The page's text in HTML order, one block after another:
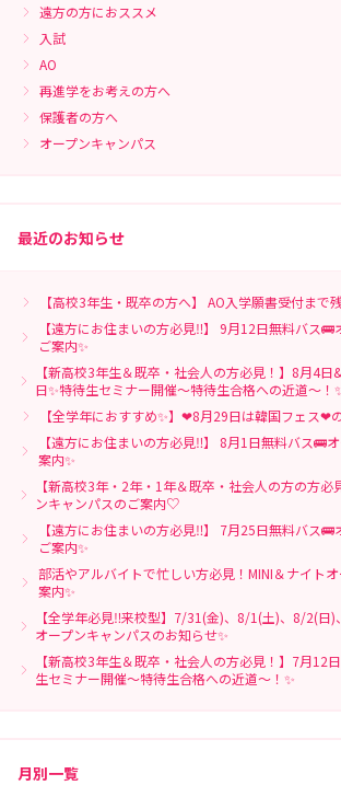
遠方の方におススメ
入試
AO
再進学をお考えの方へ
保護者の方へ
オープンキャンパス
最近のお知らせ
【高校3年生・既卒の方へ】 AO入学願書受付まで
【遠方にお住まいの方必見‼】 9月12日無料バス
ご案内✨
【新高校3年生＆既卒・社会人の方必見！】8月4
日✨特待生セミナー開催～特待生合格への近道～！
【全学年におすすめ✨】❤8月29日は韓国フェス❤
【遠方にお住まいの方必見‼】 8月1日無料バス🚌
案内✨
【新高校3年・2年・1年＆既卒・社会人の方の方必
ンキャンパスのご案内♡
【遠方にお住まいの方必見‼】 7月25日無料バス
ご案内✨
部活やアルバイトで忙しい方必見！MINI＆ナイト
案内✨
【全学年必見‼来校型】7/31(金)、8/1(土)、8/2(日)
オープンキャンパスのお知らせ✨
【新高校3年生＆既卒・社会人の方必見！】7月12
生セミナー開催～特待生合格への近道～！✨
月別一覧